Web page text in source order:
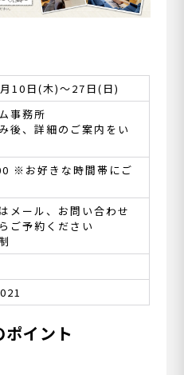
10日(木)～27日(日)
事務所
後、詳細のご案内をい
※お好きな時間帯にご
メール、お問い合わせ
ご予約ください
イント